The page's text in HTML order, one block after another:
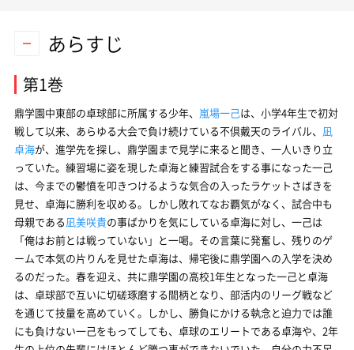
あらすじ
第1巻
鼎学園中東部の卓球部に所属する少年、 嵐場一己は、小学4年生で初対
戦して以来、あらゆる大会で負け続けている不倶戴天のライバル、 凪
卓海が、進学先を探し、鼎学園まで見学に来ると聞き、一人いきり立
っていた。練習場に姿を現した卓海と練習試合をする事になった一己
は、今までの鬱憤を叩きつけるような気合の入ったラケットさばきを
見せ、卓海に勝利を収める。しかし敗れてなお覇気がなく、試合中も
母親である凪美咲貴の事ばかりを気にしている卓海に対し、一己は
「俺はお前とは戦っていない」と一喝。その言葉に発奮し、残りのゲ
ームで本気の片りんを見せた卓海は、帰宅後に鼎学園への入学を決め
るのだった。春を迎え、共に鼎学園の高校1年生となった一己と卓海
は、卓球部で互いに切磋琢磨する間柄となり、部活内のリーグ戦など
を通じて技量を高めていく。しかし、勝負にかける執念と迫力では誰
にも負けない一己をもってしても、卓球のエリートである卓海や、2年